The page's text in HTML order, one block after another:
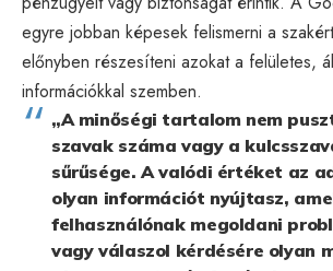
egyre jobban képesek felismerni a
előnyben részesíteni azokat a felületes,
információkkal szemben.
„A minőségi tartalom nem
szavak száma vagy a
sűrűsége. A valódi értéket az
olyan információt nyújtasz,
felhasználónak megoldani
vagy válaszol kérdésére olyan